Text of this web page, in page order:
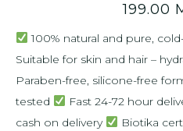
199.00
100% natural and pure,
Suitable for skin and hair –
Paraben-free, silicone-free
tested
Fast 24-72 hour
cash on delivery
Biotika